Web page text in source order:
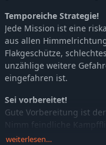
Temporeiche Strategie!
Jede Mission ist eine
aus allen
Flakgeschütze,
unzählige weitere
eingefahren ist.
Sei vorbereitet!
Gute Vorbereitung ist
Nimm feindliche
erreichen; markiere dein
weiterlesen…